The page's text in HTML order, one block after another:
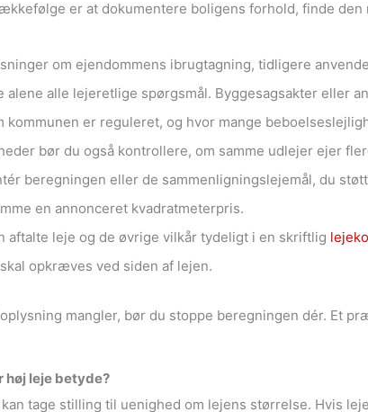
er at dokumentere boligens forhold, finde
om ejendommens ibrugtagning, tidligere
alene alle lejeretlige spørgsmål. Byggesagsakter eller
kommunen er reguleret, og hvor mange
bør du også kontrollere, om samme udlejer ejer
beregningen eller de sammenligningslejemål, du
en annonceret kvadratmeterpris.
aftalte leje og de øvrige vilkår tydeligt i en skriftlig
opkræves ved siden af lejen.
mangler, bør du stoppe beregningen dér. Et
høj leje betyde?
tage stilling til uenighed om lejens størrelse. Hvis